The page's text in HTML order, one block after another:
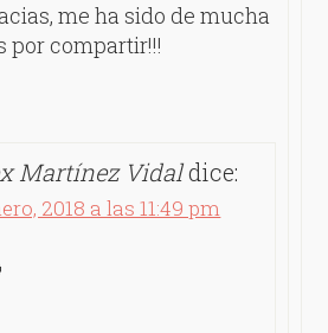
me ha sido de mucha
por compartir!!!
Martínez Vidaldice:
2018 a las 11:49 pm